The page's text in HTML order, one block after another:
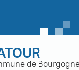
de Bourgogne